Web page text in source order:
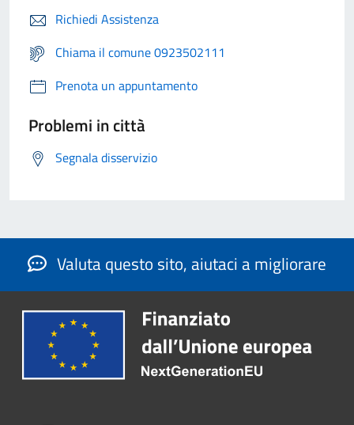
Richiedi Assistenza
Chiama il comune 0923502111
Prenota un appuntamento
Problemi in città
Segnala disservizio
Valuta questo sito, aiutaci a migliorare